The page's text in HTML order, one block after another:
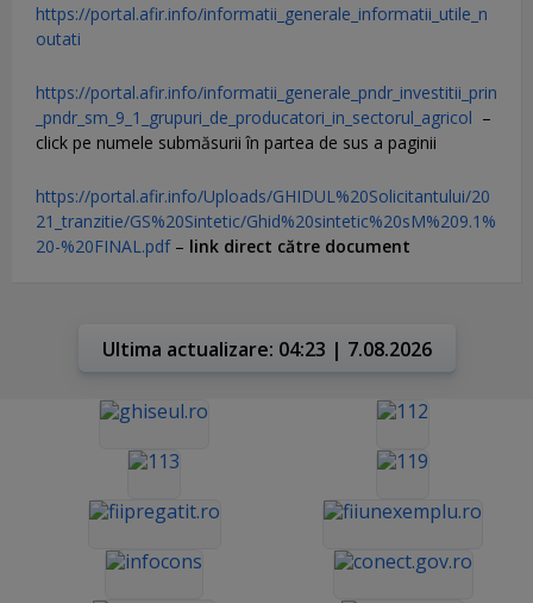
https://portal.afir.info/informatii_generale_informatii_utile_n
outati
https://portal.afir.info/informatii_generale_pndr_investitii_prin
_pndr_sm_9_1_grupuri_de_producatori_in_sectorul_agricol –
click pe numele submăsurii în partea de sus a paginii
https://portal.afir.info/Uploads/GHIDUL%20Solicitantului/20
21_tranzitie/GS%20Sintetic/Ghid%20sintetic%20sM%209.1%
20-%20FINAL.pdf– link direct către document
Ultima actualizare: 04:23 | 7.08.2026